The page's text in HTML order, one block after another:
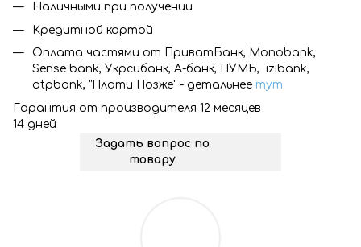
Наличными при получении
Кредитной картой
Оплата частями от ПриватБанк, Monobank,
Sense bank, Укрсибанк, А-банк, ПУМБ, izibank,
otpbank, "Плати Позже" - детальнее тут
Гарантия от производителя 12 месяцев
14 дней
Задать вопрос по
товару